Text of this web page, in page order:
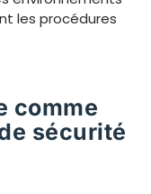
les procédures
comme
sécurité